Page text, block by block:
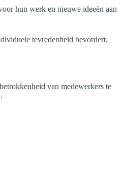
hun werk en nieuwe ideeën aan
tevredenheid bevordert,
van medewerkers te